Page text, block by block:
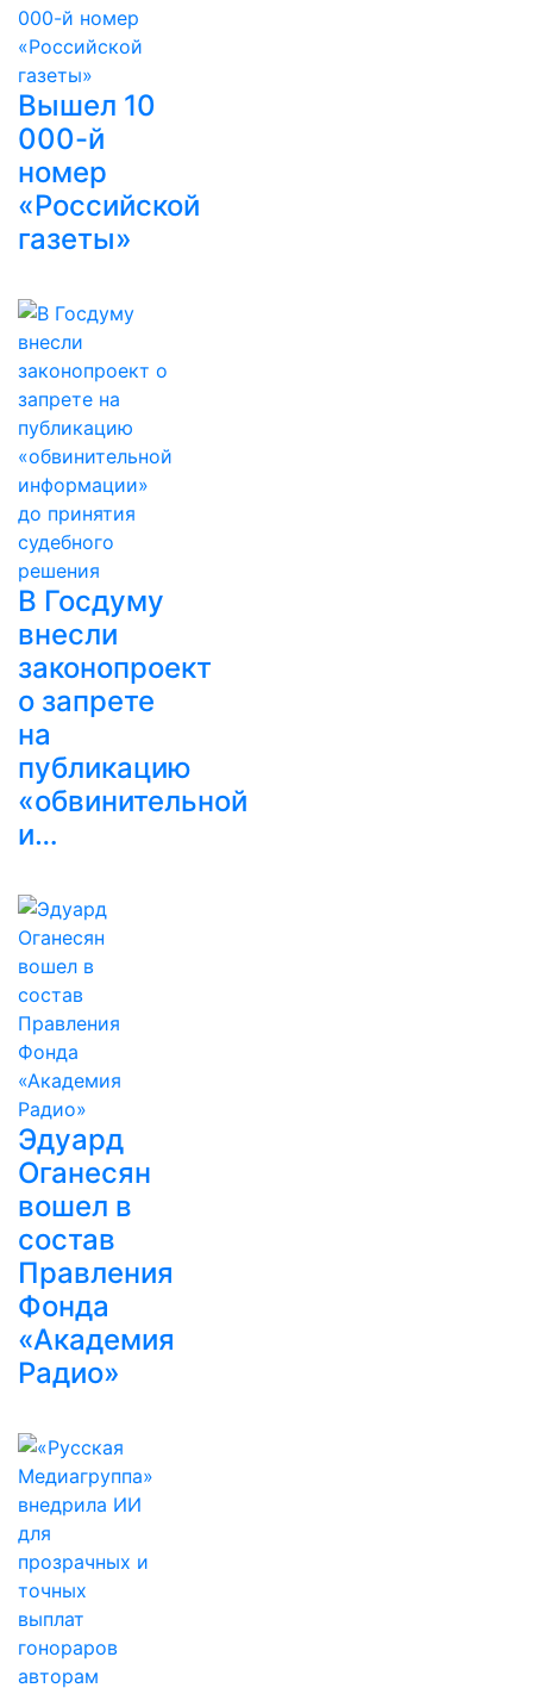
Вышел 10
000-й
номер
«Российской
газеты»
В Госдуму
внесли
законопроект
о запрете
на
публикацию
«обвинительной
и…
Эдуард
Оганесян
вошел в
состав
Правления
Фонда
«Академия
Радио»